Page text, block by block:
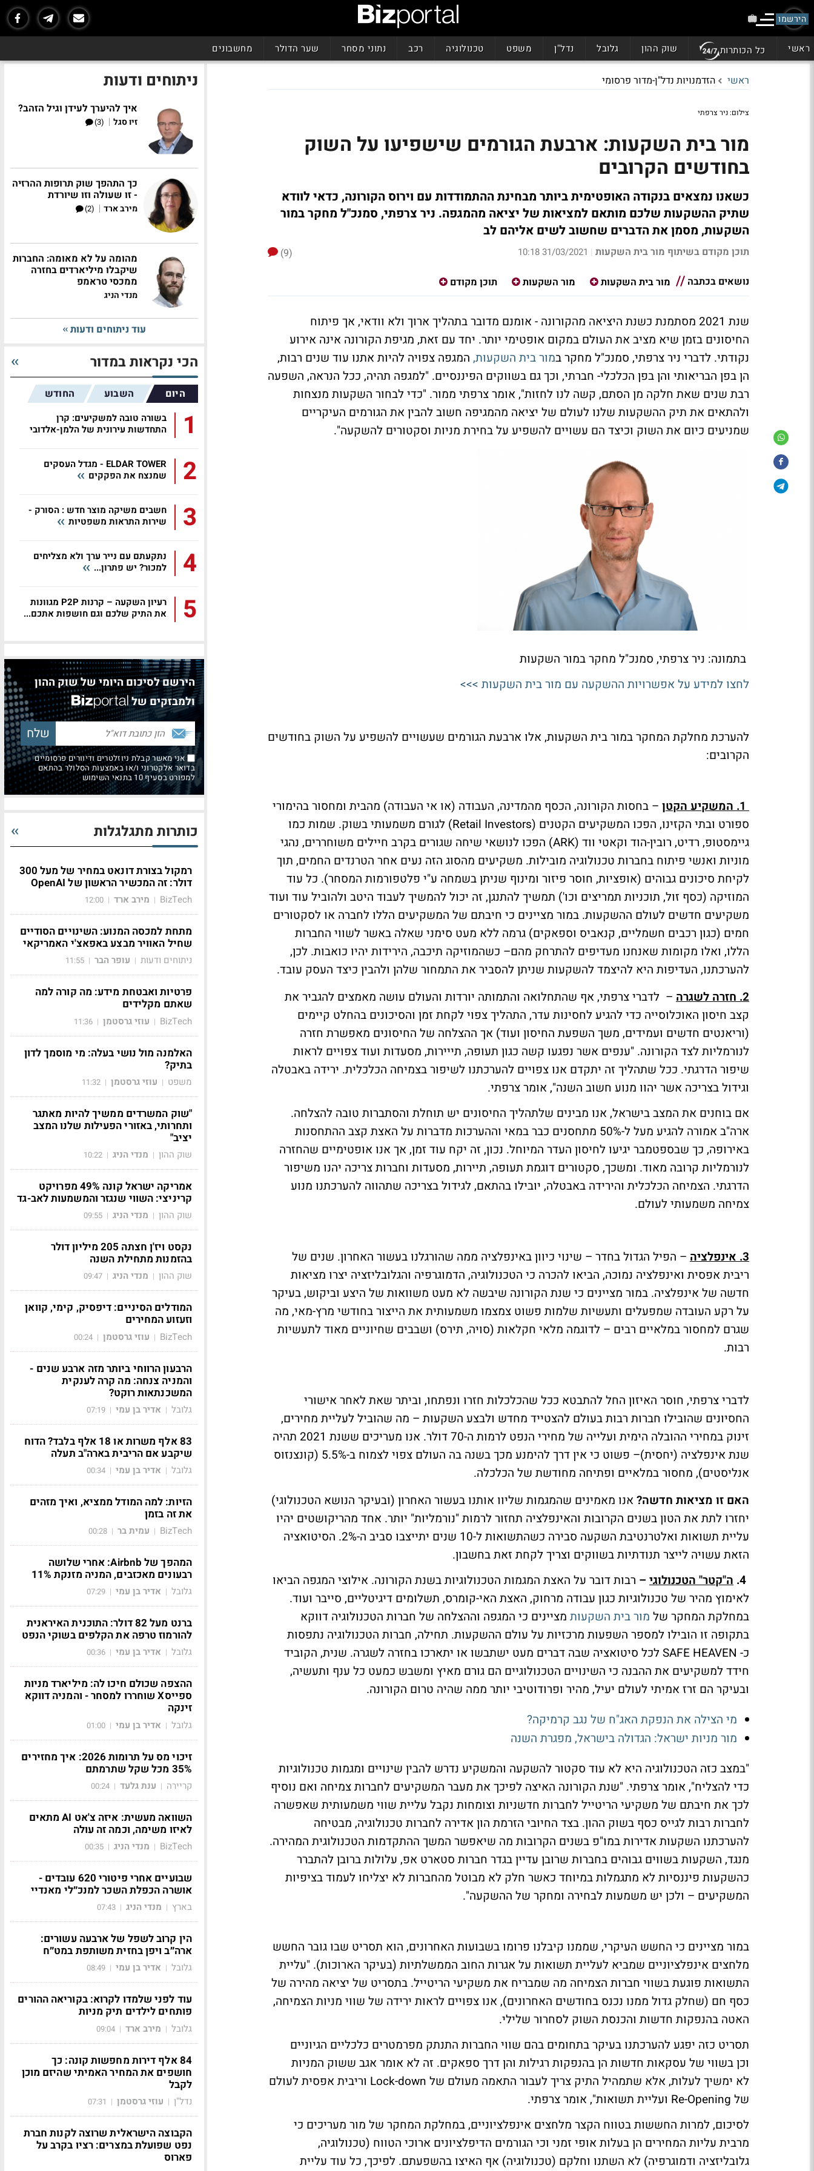
הירשמו
ראשי כל הכותרות שוק ההון גלובל נדל"ן משפט טכנולוגיה רכב נתוני מסחר שער הדולר מחשבונים
ראשי הזדמנויות נדל"ן-מדור פרסומי
צילום: ניר צרפתי
מור בית השקעות: ארבעת הגורמים שישפיעו על השוק
בחודשים הקרובים
כשאנו נמצאים בנקודה האופטימית ביותר מבחינת ההתמודדות עם וירוס הקורונה, כדאי לוודא
שתיק ההשקעות שלכם מותאם למציאות של יציאה מהמגפה. ניר צרפתי, סמנכ"ל מחקר במור
השקעות, מסמן את הדברים שחשוב לשים אליהם לב
תוכן מקודם בשיתוף מור בית השקעות |
31/03/2021 10:18
(9)
נושאים בכתבה
מור בית השקעות מור השקעות תוכן מקודם
שנת 2021 מסתמנת כשנת היציאה מהקורונה - אומנם מדובר בתהליך ארוך ולא וודאי, אך פיתוח
החיסונים בזמן שיא מציב את העולם במקום אופטימי יותר. יחד עם זאת, מגיפת הקורונה אינה אירוע
נקודתי. לדברי ניר צרפתי, סמנכ"ל מחקר במור בית השקעות, המגפה צפויה להיות אתנו עוד שנים רבות,
הן בפן הבריאותי והן בפן הכלכלי- חברתי, וכך גם בשווקים הפיננסיים. "למגפה תהיה, ככל הנראה, השפעה
רבת שנים שאת חלקה מן הסתם, קשה לנו לחזות", אומר צרפתי ממור. "כדי לבחור השקעות מנצחות
ולהתאים את תיק ההשקעות שלנו לעולם של יציאה מהמגיפה חשוב להבין את הגורמים העיקריים
שמניעים כיום את השוק וכיצד הם עשויים להשפיע על בחירת מניות וסקטורים להשקעה".
בתמונה: ניר צרפתי, סמנכ"ל מחקר במור השקעות
לחצו למידע על אפשרויות ההשקעה עם מור בית השקעות >>>
להערכת מחלקת המחקר במור בית השקעות, אלו ארבעת הגורמים שעשויים להשפיע על השוק בחודשים
הקרובים:
1. המשקיע הקטן
– בחסות הקורונה, הכסף מהמדינה, העבודה (או אי העבודה) מהבית ומחסור בהימורי
ספורט ובתי הקזינו, הפכו המשקיעים הקטנים (Retail Investors) לגורם משמעותי בשוק. שמות כמו
גיימסטופ, רדיט, רובין-הוד וקאטי ווד (ARK) הפכו לנושאי שיחה שגורים בקרב חיילים משוחררים, נהגי
מוניות ואנשי פיתוח בחברות טכנולוגיה מובילות. משקיעים מהסוג הזה נעים אחר הטרנדים החמים, תוך
לקיחת סיכונים גבוהים (אופציות, חוסר פיזור ומינוף שניתן בשמחה ע"י פלטפורמות המסחר). כל עוד
המוזיקה (כסף זול, תוכניות תמריצים וכו') תמשיך להתנגן, זה יכול להמשיך לעבוד היטב ולהוביל עוד ועוד
משקיעים חדשים לעולם ההשקעות. במור מציינים כי חיבתם של המשקיעים הללו לחברה או לסקטורים
חמים (כגון רכבים חשמליים, קנאביס וספאקים) גרמה ללא מעט סימני שאלה באשר לשווי החברות
הללו, ואלו מקומות שאנחנו מעדיפים להתרחק מהם– כשהמוזיקה תיכבה, הירידות יהיו כואבות. לכן,
להערכתנו, העדיפות היא להיצמד להשקעות שניתן להסביר את התמחור שלהן ולהבין כיצד העסק עובד.
2. חזרה לשגרה
– לדברי צרפתי, אף שהתחלואה והתמותה יורדות והעולם עושה מאמצים להגביר את
קצב חיסון האוכלוסייה כדי להגיע לחסינות עדר, התהליך צפוי לקחת זמן והסיכונים בהחלט קיימים
(וריאנטים חדשים ועמידים, משך השפעת החיסון ועוד) אך ההצלחה של החיסונים מאפשרת חזרה
לנורמליות לצד הקורונה. "ענפים אשר נפגעו קשה כגון תעופה, תייירות, מסעדות ועוד צפויים לראות
שיפור הדרגתי. ככל שתהליך זה יתקדם אנו צפויים להערכתנו לשיפור בצמיחה הכלכלית. ירידה באבטלה
וגידול בצריכה אשר יהוו מנוע חשוב השנה", אומר צרפתי.
אם בוחנים את המצב בישראל, אנו מבינים שלתהליך החיסונים יש תוחלת והסתברות טובה להצלחה.
ארה"ב אמורה להגיע מעל ל-50% מתחסנים כבר במאי וההערכות מדברות על האצת קצב ההתחסנות
באירופה, כך שבספטמבר יגיעו לחיסון העדר המיוחל. נכון, זה יקח עוד זמן, אך אנו אופטימיים שהחזרה
לנורמליות קרובה מאוד. ומשכך, סקטורים דוגמת תעופה, תיירות, מסעדות וחברות צריכה יהנו משיפור
הדרגתי. הצמיחה הכלכלית והירידה באבטלה, יובילו בהתאם, לגידול בצריכה שתהווה להערכתנו מנוע
צמיחה משמעותי לעולם.
3. אינפלציה
– הפיל הגדול בחדר – שינוי כיוון באינפלציה ממה שהורגלנו בעשור האחרון. שנים של
ריבית אפסית ואינפלציה נמוכה, הביאו להכרה כי הטכנולוגיה, הדמוגרפיה והגלובליזציה יצרו מציאות
חדשה של אינפלציה. במור מציינים כי שנת הקורונה שיבשה לא מעט משוואות של היצע וביקוש, בעיקר
על רקע העובדה שמפעלים ותעשיות שלמות פשוט צמצמו משמעותית את הייצור בחודשי מרץ-מאי, מה
שגרם למחסור במלאיים רבים – לדוגמה מלאי חקלאות (סויה, תירס) ושבבים שחיוניים מאוד לתעשיות
רבות.
לדברי צרפתי, חוסר האיזון החל להתבטא ככל שהכלכלות חזרו ונפתחו, וביתר שאת לאחר אישורי
החסיונים שהובילו חברות רבות בעולם להצטייד מחדש ולבצע השקעות – מה שהוביל לעליית מחירים,
זינוק במחירי ההובלה הימית ועלייה של מחירי הנפט לרמות ה-70 דולר. אנו מעריכים ששנת 2021 תהיה
שנת אינפלציה (יחסית)– פשוט כי אין דרך להימנע מכך בשנה בה העולם צפוי לצמוח ב-5.5% (קונצנזוס
אנליסטים), מחסור במלאיים ופתיחה מחודשת של הכלכלה.
האם זו מציאות חדשה? אנו מאמינים שהמגמות שליוו אותנו בעשור האחרון (ובעיקר הנושא הטכנולוגי)
יחזרו לתת את הטון בשנים הקרובות והאינפלציה תחזור לרמות "נורמליות" יותר. אחד מהריקושטים יהיו
עליית תשואות ואלטרנטיבת השקעה סבירה כשהתשואות ל-10 שנים יתייצבו סביב ה-2%. הסיטואציה
הזאת עשויה לייצר תנודתיות בשווקים וצריך לקחת זאת בחשבון.
ה"קטר" הטכנולוגי – רבות דובר על האצת המגמות הטכנולוגיות בשנת הקורונה. אילוצי המגפה הביאו
לאימוץ מהיר של טכנולוגיות כגון עבודה מרחוק, האצת האי-קומרס, תשלומים דיגיטליים, סייבר ועוד.
במחלקת המחקר של מור בית השקעות מציינים כי המגפה וההצלחה של חברות הטכנולוגיה דווקא
בתקופה זו הובילו למספר השפעות מרכזיות על עולם ההשקעות. תחילה, חברות הטכנולוגיה נתפסות
כ- SAFE HEAVEN לכל סיטואציה שבה דברים מעט ישתבשו או יתארכו בחזרה לשגרה. שנית, הקוביד
חידד למשקיעים את ההבנה כי השינויים הטכנולוגיים הם גורם מאיץ ומשבש כמעט כל ענף ותעשיה,
ובעיקר הם זרז אמיתי לעולם יעיל, מהיר ופרודוטיבי יותר ממה שהיה טרום הקורונה.
מי הצילה את הנפקת האג"ח של נגב קרמיקה?
מור מניות ישראל: הגדולה בישראל, מפגרת השנה
"במצב כזה הטכנולוגיה היא לא עוד סקטור להשקעה והמשקיע נדרש להבין שינויים ומגמות טכנולוגיות
כדי להצליח", אומר צרפתי. "שנת הקורונה האיצה לפיכך את מעבר המשקיעים לחברות צמיחה ואם נוסיף
לכך את חיבתם של משקיעי הריטייל לחברות חדשניות וצומחות נקבל עליית שווי משמעותית שאפשרה
לחברות רבות לגייס כסף בשוק ההון. בצד החיובי הזרמת הון אדירה לחברות טכנולוגיה, מבטיחה
להערכתנו השקעות אדירות במו"פ בשנים הקרובות מה שיאפשר המשך ההתקדמות הטכנולוגית המהירה.
מנגד, השקעות בשווים גבוהים בחברות שרובן עדיין בגדר חברות סטארט אפ, עלולות ברובן להתברר
כהשקעות פיננסיות לא מתגמלות במיוחד כאשר חלק לא מבוטל מהחברות לא יצליחו לעמוד בציפיות
המשקיעים – ולכן יש משמעות לבחירה ומחקר של ההשקעה".
במור מציינים כי החשש העיקרי, שממנו קיבלנו פרומו בשבועות האחרונים, הוא תסריט שבו גובר החשש
מלחצים אינפלציוניים שמביא לעליית תשואות על אגרות החוב הממשלתיות (בעיקר הארוכות). "עליית
התשואות פוגעת בשווי חברות הצמיחה מה שמבריח את משקיעי הריטייל. בתסריט של יציאה מהירה של
כסף חם (שחלק גדול ממנו נכנס בחודשים האחרונים), אנו צפויים לראות ירידה של שווי מניות הצמיחה,
האטה בהנפקות חדשות והכנסת השוק לסחרור שלילי.
תסריט כזה יפגע להערכתנו בעיקר בתחומים בהם שווי החברות התנתק מפרמטרים כלכליים הגיוניים
וכן בשווי של עסקאות חדשות הן בהנפקות רגילות והן דרך ספאקים. זה לא אומר אגב ששוק המניות
לא ימשיך לעלות, אלא שתמהיל התיק צריך לעבור התאמה מעולם של Lock-down וריבית אפסית לעולם
של Re-Opening ועליית תשואות", אומר צרפתי.
לסיכום, למרות החששות בטווח הקצר מלחצים אינפלציוניים, במחלקת המחקר של מור מעריכים כי
מרבית עליות המחירים הן בעלות אופי זמני וכי הגורמים הדיפלציונים ארוכי הטווח (טכנולוגיה,
גלובליזציה ודמוגרפיה) לא השתנו וחלקם (טכנולוגיה) אף האיצו בהשפעתם. לפיכך, כל עוד עליית
ניתוחים ודעות
איך להיערך לעידן וגיל הזהב?
זיו סגל |
(3)
כך התהפך שוק תרופות ההרזיה
- זו שעולה וזו שיורדת
מירב ארד |
(2)
מהומה על לא מאומה: החברות
שיקבלו מיליארדים בחזרה
ממכסי טראמפ
מנדי הניג
עוד ניתוחים ודעות
הכי נקראות במדור
היום השבוע החודש
1
בשורה טובה למשקיעים: קרן
התחדשות עירונית של הלמן-אלדובי
2
ELDAR TOWER - מגדל העסקים
שמנצח את הפקקים
3
חשבים משיקה מוצר חדש : הסורק -
שירות התראות משפטיות
4
נתקעתם עם נייר ערך ולא מצליחים
למכור? יש פתרון...
5
רעיון השקעה – קרנות P2P מגוונות
את התיק שלכם וגם חושפות אתכם...
הירשם לסיכום היומי של שוק ההון
ולמבזקים של
אני מאשר קבלת ניוזלטרים ודיוורים פרסומיים
בדואר אלקטרוני ו/או באמצעות הסלולר בהתאם
למפורט בסעיף 10 בתנאי השימוש
כותרות מתגלגלות
רמקול בצורת דונאט במחיר של מעל 300
דולר: זה המכשיר הראשון של OpenAI
BizTech
| מירב ארד |
12:00
מתחת למכסה המנוע: השינויים הסודיים
שחיל האוויר מבצע באפאצ'י האמריקאי
ניתוחים ודעות | עופר הבר |
11:55
פרטיות ואבטחת מידע: מה קורה למה
שאתם מקלידים
BizTech
| עוזי גרסטמן |
11:36
האלמנה מול נושי בעלה: מי מוסמך לדון
בתיק?
משפט | עוזי גרסטמן |
11:32
"שוק המשרדים ממשיך להיות מאתגר
ותחרותי, באזורי הפעילות שלנו המצב
יציב"
שוק ההון | מנדי הניג |
10:22
אמריקה ישראל קונה 49% מפרויקט
קריניצי: השווי שנגזר והמשמעות לאב-גד
שוק ההון | מנדי הניג |
09:55
נקסט ויז'ן חצתה 205 מיליון דולר
בהזמנות מתחילת השנה
שוק ההון | מנדי הניג |
09:47
המודלים הסיניים: דיפסיק, קימי, קוואן
וזעזוע המחירים
BizTech
| עוזי גרסטמן |
00:24
הרבעון הרווחי ביותר מזה ארבע שנים -
והמניה צנחה: מה קרה לענקית
המשכנתאות רוקט?
גלובל | אדיר בן עמי |
07:19
83 אלף משרות או 18 אלף בלבד? הדוח
שיקבע אם הריבית בארה"ב תעלה
גלובל | אדיר בן עמי |
00:34
הזיות: למה המודל ממציא, ואיך מזהים
את זה בזמן
BizTech
| עמית בר |
00:28
המהפך של Airbnb: אחרי שלושה
רבעונים מאכזבים, המניה מזנקת 11%
גלובל | אדיר בן עמי |
07:29
ברנט מעל 82 דולר: התוכנית האיראנית
להורמוז טרפה את הקלפים בשוקי הנפט
גלובל | אדיר בן עמי |
00:36
ההצפה שכולם חיכו לה: מיליארד מניות
ספייסX שוחררו למסחר - והמניה דווקא
זינקה
גלובל | אדיר בן עמי |
01:00
זיכוי מס על תרומות 2026: איך מחזירים
35% מכל שקל שתרמתם
קריירה | ענת גלעד |
00:24
השוואה מעשית: איזה צ'אט AI מתאים
לאיזו משימה, וכמה זה עולה
BizTech
| מנדי הניג |
00:35
שבועיים אחרי פיטורי 620 עובדים -
אושרה הכפלת השכר למנכ״לי מאנדיי
בארץ | מנדי הניג |
07:43
הין קרוב לשפל של ארבעה עשורים:
ארה״ב ויפן בחזית משותפת במט״ח
גלובל | אדיר בן עמי |
08:49
עוד לפני שלמדו לקרוא: בקוריאה ההורים
פותחים לילדים תיק מניות
גלובל | מירב ארד |
09:04
84 אלף דירות מחפשות קונה: כך
חושפים את המחיר האמיתי שהיזם מוכן
לקבל
נדל"ן | עוזי גרסטמן |
07:31
הקבוצה הישראלית שרוצה לקנות חברת
נפט שפועלת במצרים: רציו בקרב על
פארוס